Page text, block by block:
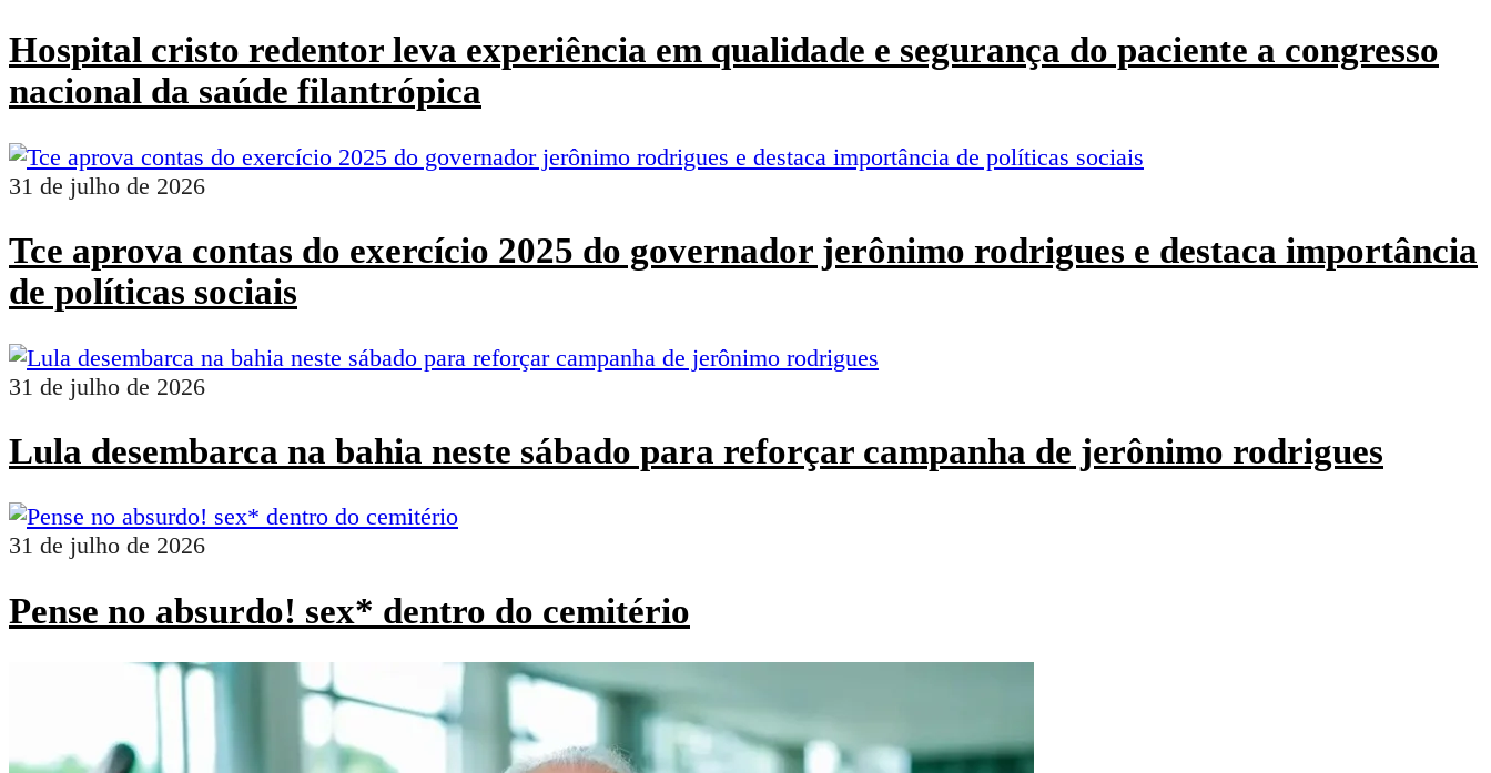
Hospital cristo redentor leva experiência em qualidade e segurança do paciente a congresso
nacional da saúde filantrópica
31 de julho de 2026
Tce aprova contas do exercício 2025 do governador jerônimo rodrigues e destaca importância
de políticas sociais
31 de julho de 2026
Lula desembarca na bahia neste sábado para reforçar campanha de jerônimo rodrigues
31 de julho de 2026
Pense no absurdo! sex* dentro do cemitério